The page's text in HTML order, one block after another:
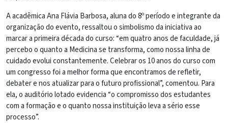
A acadêmica Ana Flávia Barbosa, aluna do 8º período e integrante da
organização do evento, ressaltou o simbolismo da iniciativa ao
marcar a primeira década do curso: “em quatro anos de faculdade, já
percebo o quanto a Medicina se transforma, como nossa linha de
cuidado evolui constantemente. Celebrar os 10 anos do curso com
um congresso foi a melhor forma que encontramos de refletir,
debater e nos atualizar para o futuro profissional”, comentou. Para
ela, o auditório lotado evidencia “o compromisso dos estudantes
com a formação e o quanto nossa instituição leva a sério esse
processo”.